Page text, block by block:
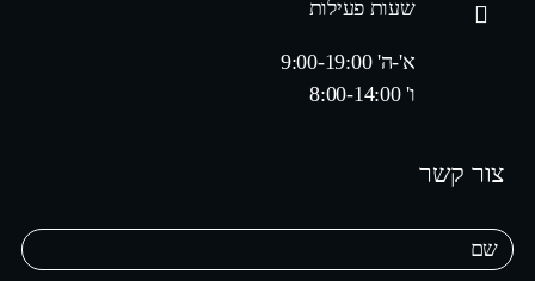
שעות פעילות
א'-ה' 9:00-19:00
ו' 8:00-14:00
צור קשר